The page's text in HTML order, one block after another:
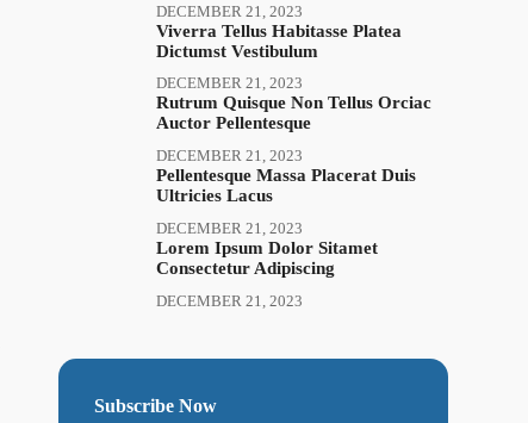
DECEMBER 21, 2023
Viverra Tellus Habitasse Platea
Dictumst Vestibulum
DECEMBER 21, 2023
Rutrum Quisque Non Tellus Orciac
Auctor Pellentesque
DECEMBER 21, 2023
Pellentesque Massa Placerat Duis
Ultricies Lacus
DECEMBER 21, 2023
Lorem Ipsum Dolor Sitamet
Consectetur Adipiscing
DECEMBER 21, 2023
Subscribe Now